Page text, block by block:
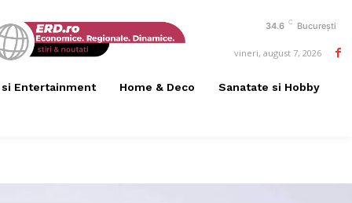
34.6 C București
vineri, august 7, 2026
Entertainment Home & Deco Sanatate si Hobby